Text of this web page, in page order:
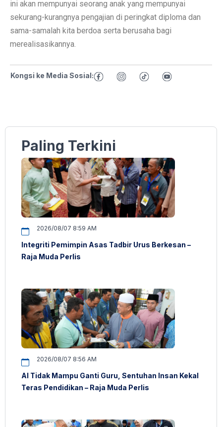
ini akan mempunyai seorang anak yang mempunyai
sekurang-kurangnya pengajian di peringkat diploma dan
sama-samalah kita berdoa serta berusaha bagi
merealisasikannya.
Kongsi ke Media Sosial:
Paling Terkini
2026/08/07 8:59 AM
Integriti Pemimpin Asas Tadbir Urus Berkesan –
Raja Muda Perlis
2026/08/07 8:56 AM
AI Tidak Mampu Ganti Guru, Sentuhan Insan Kekal
Teras Pendidikan – Raja Muda Perlis